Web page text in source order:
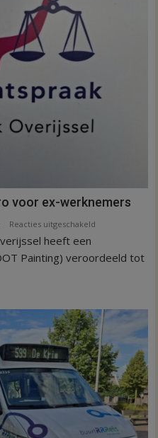
voor ex-werknemers
Reacties uitgeschakeld
75.000
werknemers
heeft een
Painting) veroordeeld tot